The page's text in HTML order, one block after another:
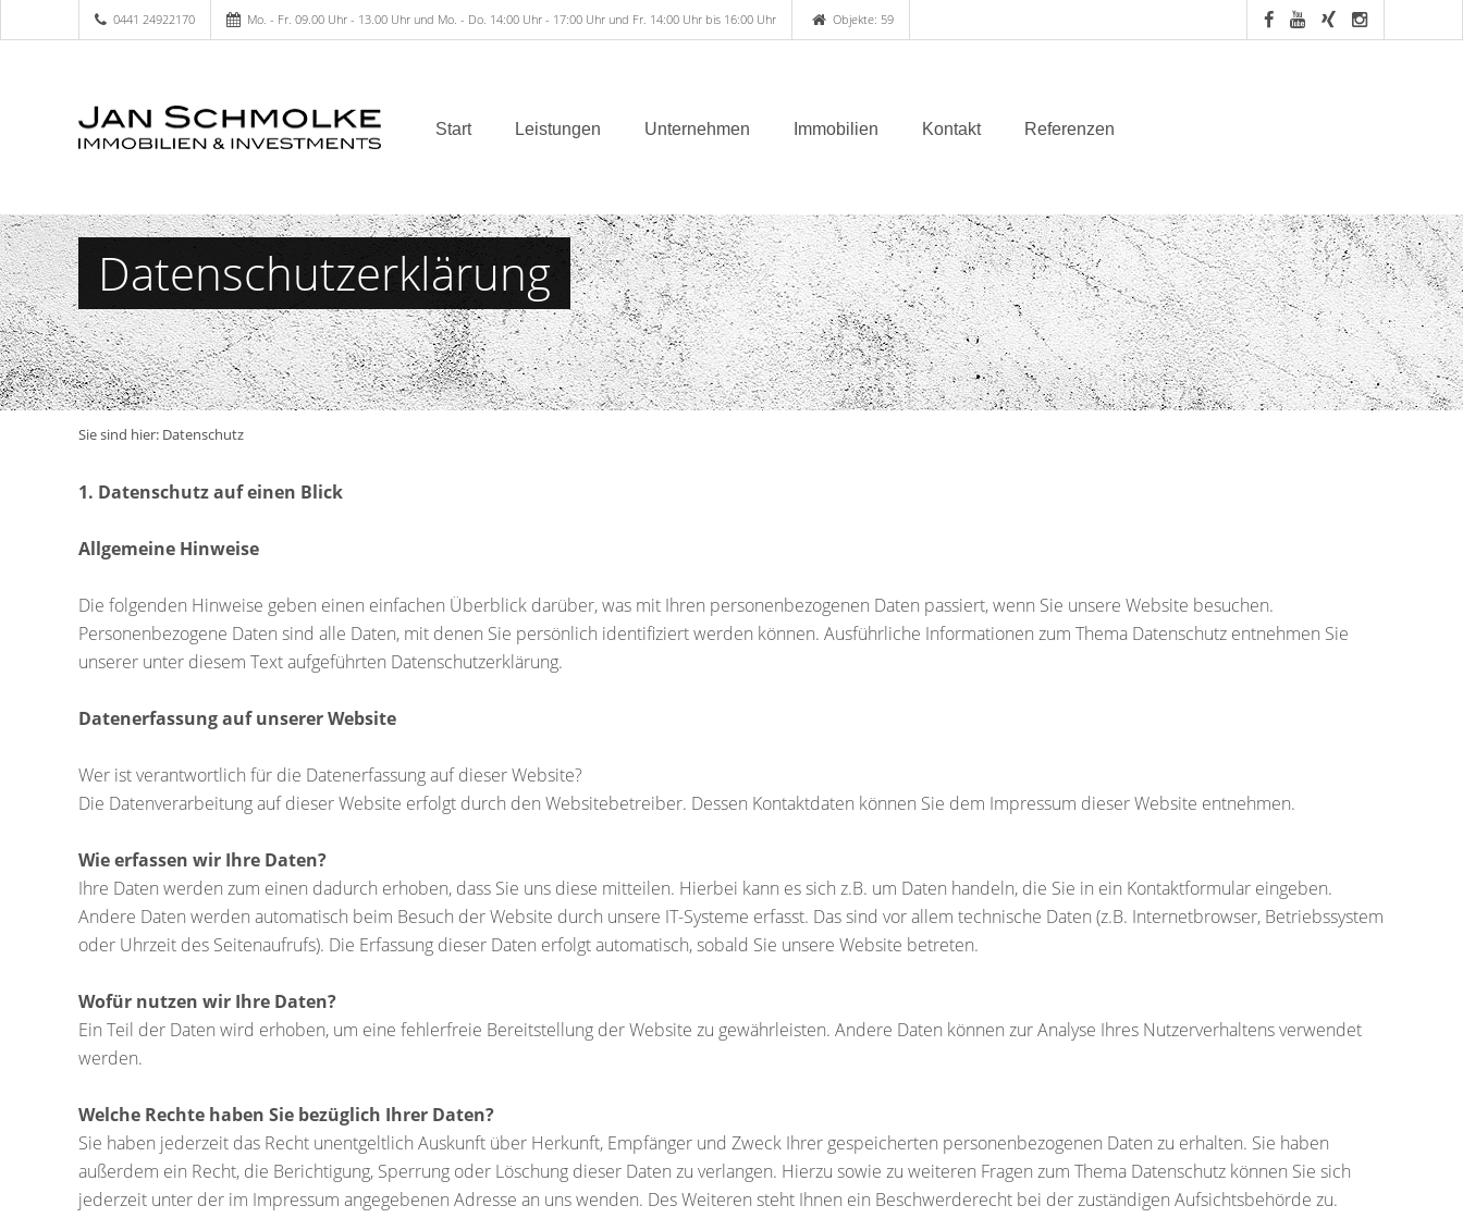
0441 24922170 Mo. - Fr. 09.00 Uhr - 13.00 Uhr und Mo. - Do. 14:00 Uhr - 17:00 Uhr und Fr. 14:00 Uhr bis 16:00 Uhr Objekte: 59
Start Leistungen Unternehmen Immobilien Kontakt Referenzen
Datenschutzerklärung
Sie sind hier: Datenschutz
1. Datenschutz auf einen Blick
Allgemeine Hinweise
Die folgenden Hinweise geben einen einfachen Überblick darüber, was mit Ihren personenbezogenen Daten passiert, wenn Sie unsere Website besuchen.
Personenbezogene Daten sind alle Daten, mit denen Sie persönlich identifiziert werden können. Ausführliche Informationen zum Thema Datenschutz entnehmen Sie
unserer unter diesem Text aufgeführten Datenschutzerklärung.
Datenerfassung auf unserer Website
Wer ist verantwortlich für die Datenerfassung auf dieser Website?
Die Datenverarbeitung auf dieser Website erfolgt durch den Websitebetreiber. Dessen Kontaktdaten können Sie dem Impressum dieser Website entnehmen.
Wie erfassen wir Ihre Daten?
Ihre Daten werden zum einen dadurch erhoben, dass Sie uns diese mitteilen. Hierbei kann es sich z.B. um Daten handeln, die Sie in ein Kontaktformular eingeben.
Andere Daten werden automatisch beim Besuch der Website durch unsere IT-Systeme erfasst. Das sind vor allem technische Daten (z.B. Internetbrowser, Betriebssystem
oder Uhrzeit des Seitenaufrufs). Die Erfassung dieser Daten erfolgt automatisch, sobald Sie unsere Website betreten.
Wofür nutzen wir Ihre Daten?
Ein Teil der Daten wird erhoben, um eine fehlerfreie Bereitstellung der Website zu gewährleisten. Andere Daten können zur Analyse Ihres Nutzerverhaltens verwendet
werden.
Welche Rechte haben Sie bezüglich Ihrer Daten?
Sie haben jederzeit das Recht unentgeltlich Auskunft über Herkunft, Empfänger und Zweck Ihrer gespeicherten personenbezogenen Daten zu erhalten. Sie haben
außerdem ein Recht, die Berichtigung, Sperrung oder Löschung dieser Daten zu verlangen. Hierzu sowie zu weiteren Fragen zum Thema Datenschutz können Sie sich
jederzeit unter der im Impressum angegebenen Adresse an uns wenden. Des Weiteren steht Ihnen ein Beschwerderecht bei der zuständigen Aufsichtsbehörde zu.